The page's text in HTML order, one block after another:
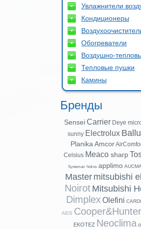
Увлажнители
Кондиционеры
Обогреватели
Воздушно-
Тепловые пушки
Камины
Бренды
SenseiCarrier Deye
sunny Electrolux Ballu
Planika Amcor
Celsius Meaco sharp
Systemair hidros applimo AUCMA
Master mitsubishi
Noirot Mitsubishi
Dimplex Olefini
AEG Cooper&Hunter
EKOTEZ Neoclima